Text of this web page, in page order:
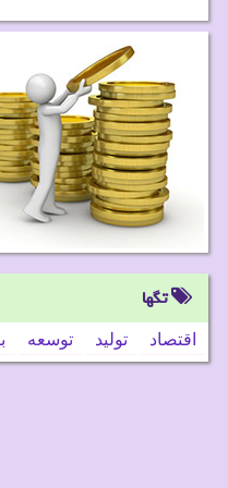
تگها
اقتصاد تولید توسعه